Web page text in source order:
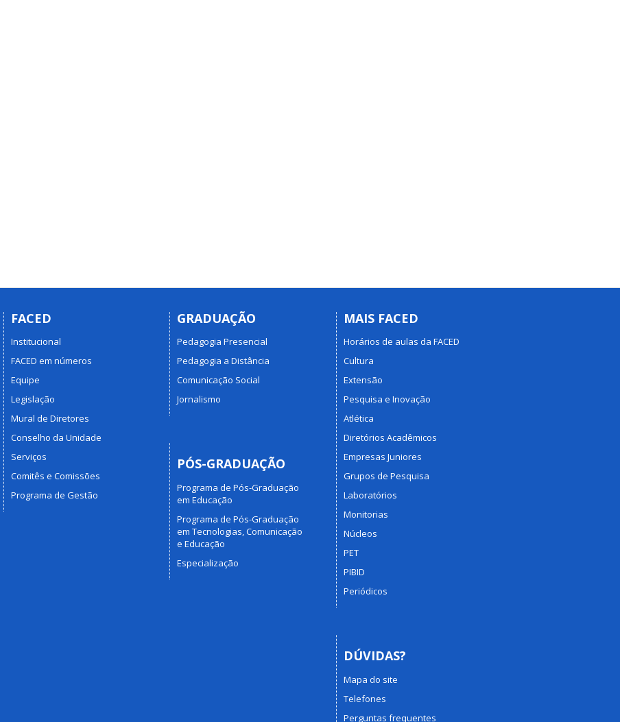
FACED
Institucional
FACED em números
Equipe
Legislação
Mural de Diretores
Conselho da Unidade
Serviços
Comitês e Comissões
Programa de Gestão
GRADUAÇÃO
Pedagogia Presencial
Pedagogia a Distância
Comunicação Social
Jornalismo
PÓS-GRADUAÇÃO
Programa de Pós-Graduação
em Educação
Programa de Pós-Graduação
em Tecnologias, Comunicação
e Educação
Especialização
MAIS FACED
Horários de aulas da FACED
Cultura
Extensão
Pesquisa e Inovação
Atlética
Diretórios Acadêmicos
Empresas Juniores
Grupos de Pesquisa
Laboratórios
Monitorias
Núcleos
PET
PIBID
Periódicos
DÚVIDAS?
Mapa do site
Telefones
Perguntas frequentes